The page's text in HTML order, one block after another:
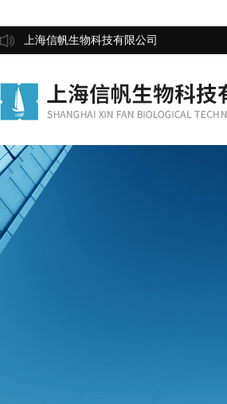
上海信帆生物科技有限公司